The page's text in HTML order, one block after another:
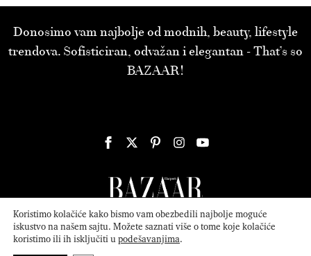
Donosimo vam najbolje od modnih, beauty, lifestyle
trendova. Sofisticiran, odvažan i elegantan - That’s so
BAZAAR!
© 2026ATTICA MEDIASerbia, Inc. All Rights Reserved.
Koristimo kolačiće kako bismo vam obezbedili najbolje moguće
iskustvo na našem sajtu. Možete saznati više o tome koje kolačiće
koristimo ili ih isključiti upodešavanjima.